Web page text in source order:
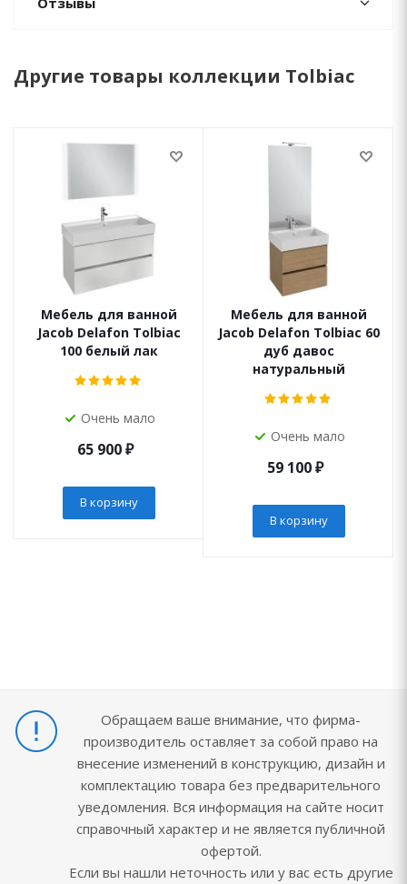
Другие товары коллекции Tolbiac
Мебель для ванной
Jacob Delafon Tolbiac
100 белый лак
Очень мало
65 900₽
В корзину
Мебель для ванной
Jacob Delafon Tolbiac 60
дуб давос
натуральный
Очень мало
59 100₽
В корзину
Обращаем ваше внимание, что фирма-
производитель оставляет за собой право на
внесение изменений в конструкцию, дизайн и
комплектацию товара без предварительного
уведомления. Вся информация на сайте носит
справочный характер и не является публичной
офертой.
Если вы нашли неточность или у вас есть другие